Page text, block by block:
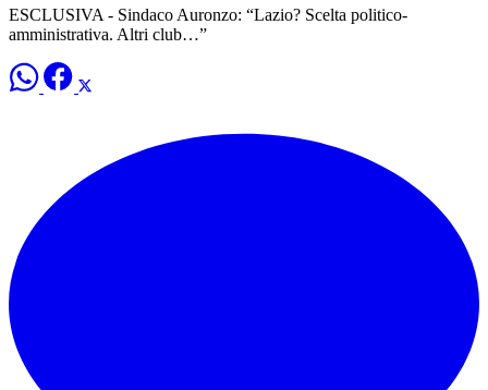
ESCLUSIVA - Sindaco Auronzo: “Lazio? Scelta politico-
amministrativa. Altri club…”